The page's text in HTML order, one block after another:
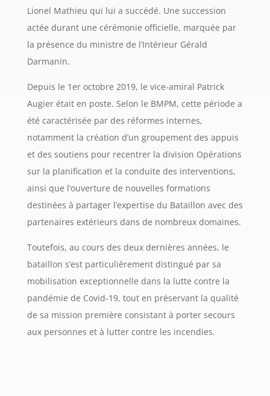
Lionel Mathieu qui lui a succédé. Une succession
actée durant une cérémonie officielle, marquée par
la présence du ministre de l’Intérieur Gérald
Darmanin.
Depuis le 1er octobre 2019, le vice-amiral Patrick
Augier était en poste. Selon le BMPM, cette période a
été caractérisée par des réformes internes,
notamment la création d’un groupement des appuis
et des soutiens pour recentrer la division Opérations
sur la planification et la conduite des interventions,
ainsi que l’ouverture de nouvelles formations
destinées à partager l’expertise du Bataillon avec des
partenaires extérieurs dans de nombreux domaines.
Toutefois, au cours des deux dernières années, le
bataillon s’est particulièrement distingué par sa
mobilisation exceptionnelle dans la lutte contre la
pandémie de Covid-19, tout en préservant la qualité
de sa mission première consistant à porter secours
aux personnes et à lutter contre les incendies.